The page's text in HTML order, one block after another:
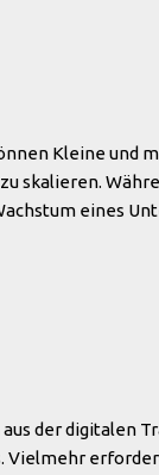
Kleine und
skalieren.
eines
verstanden
zu
Beispiel: Ein
der digitalen